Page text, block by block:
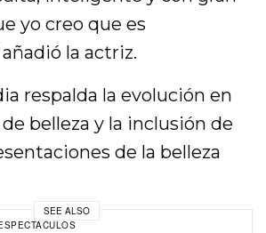
yo creo que es
la actriz.
respalda la evolución en
belleza y la inclusión de
de la belleza
SEE ALSO